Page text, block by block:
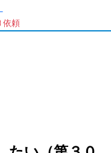
依頼